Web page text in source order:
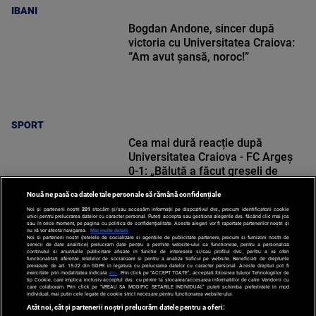
IBANI
SPORT
Bogdan Andone, sincer după
victoria cu Universitatea Craiova:
”Am avut șansă, noroc!”
SPORT
Cea mai dură reacție după
Universitatea Craiova - FC Argeș
0-1: „Băluță a făcut greșeli de
Nouă ne pasă ca datele tale personale să rămână confidențiale
Noi și partenerii noștri 201 stocăm și/sau accesăm informații pe dispozitivul dvs., precum identificatorii cookie
unici pentru prelucrarea datelor cu caracter personal. Puteți accepta sau gestiona alegerile dvs. făcând clic mai jos
sau în orice moment, pe pagina cu politica de confidențialitate. Aceste alegeri vor fi raportate partenerilor noștri și
nu vă vor afecta navigarea.
Mai multe detalii
Noi si partenerii nostri (retelele de socializare si agentiile de publicitate partenere, precum si furnizorii nostri de
servicii de date analitice) prelucram date pentru a permite website-ului sa functioneze, pentru a personaliza
continutul si anunturile publicitare afisate in functie de interesele si/sau profilul dvs., pentru a va oferi
functionalitati aferente retelelor de socializare si pentru a analiza traficul pe website. Beneficiati de drepturile
prevazute de art. 15-22 din GDPR in legatura cu prelucrarea datelor cu caracter personal. Aceste drepturi pot fi
exercitate prin modalitatea indicataaici . Prin click pe “ACCEPT TOATE”, acceptati folosirea tuturor Tehnologiilor de
tip Cookie, care implica inclusiv acceptul dvs. cu privire la stocarea/accesarea informatiilor de catre Vendor-ii cu
care colaboram. Prin click pe “VREAU SA MODIFIC SETARILE INDIVIDUAL” puteti schimba preferintele in mod
individual, mai putin cele legate de cookie strict necesare pentru functionarea website-ului.
Atât noi, cât și partenerii noștri prelucrăm datele pentru a oferi: